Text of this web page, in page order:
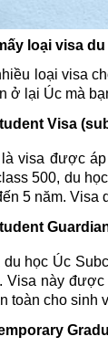
loại visa
loại visa
ở lại Úc mà
Visa
visa được áp
500, du
5 năm.
du học Úc
Visa này
toàn cho sinh